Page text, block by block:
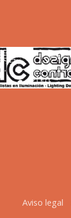
Aviso legal